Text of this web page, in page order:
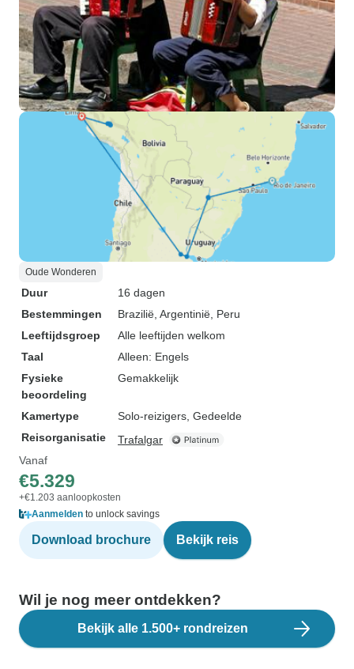
Oude Wonderen
Duur
16 dagen
Bestemmingen
Brazilië , Argentinië , Peru
Leeftijdsgroep
Alle leeftijden welkom
Taal
Alleen: Engels
Fysieke
beoordeling
Gemakkelijk
Kamertype
Solo-reizigers, Gedeelde
Reisorganisatie
Trafalgar
Vanaf
€5.329
+€1.203 aanloopkosten
Aanmelden to unlock savings
Download brochure Bekijk reis
Wil je nog meer ontdekken?
Bekijk alle 1.500+ rondreizen